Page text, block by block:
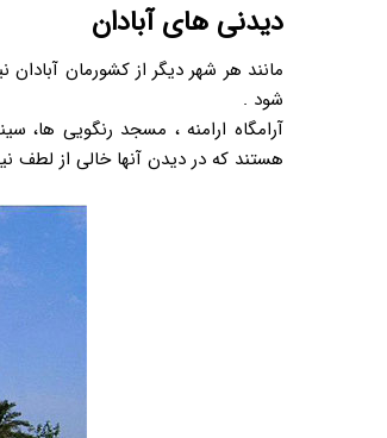
دیدنی های آبادان
مانند هر شهر دیگر از کشورمان
شود .
آرامگاه ارامنه ، مسجد رنگویی ها،
هستند که در دیدن آنها خالی از لطف